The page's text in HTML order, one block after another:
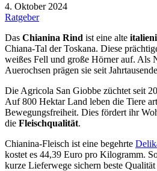
4. Oktober 2024
Ratgeber
Das Chianina Rind ist eine alte
Chiana-Tal der Toskana. Diese
weißes Fell und große Hörner auf. Als
Auerochsen prägen sie seit
Die Agricola San Giobbe züchtet seit
Auf 800 Hektar Land leben die Tiere
Bewegungsfreiheit. Dies fördert ihr
die Fleischqualität.
Chianina-Fleisch ist eine begehrte
kostet es 44,39 Euro pro Kilogramm.
kurze Lieferwege sichern beste Qualität